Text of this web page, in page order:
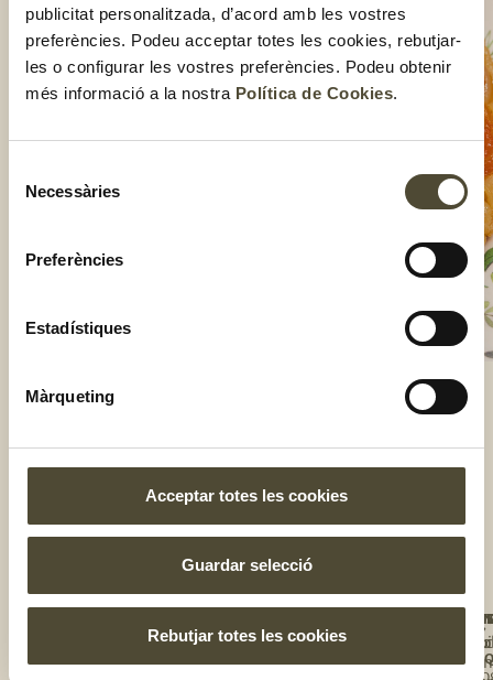
publicitat personalitzada, d’acord amb les vostres
preferències. Podeu acceptar totes les cookies, rebutjar-
les o configurar les vostres preferències. Podeu obtenir
més informació a la nostra Política de Cookies.
Necessàries
Preferències
Estadístiques
Màrqueting
Acceptar totes les cookies
Guardar selecció
Rebutjar totes les cookies
El gust és nostre
Qui